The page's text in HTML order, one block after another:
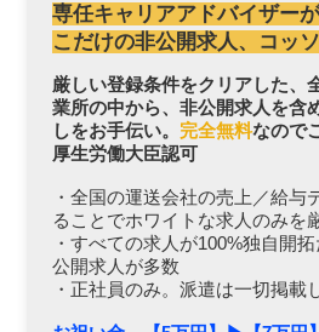
専任キャリアアドバイザー
こだけの非公開求人、コッ
厳しい登録条件をクリアした、
業所の中から、非公開求人を含
しをお手伝い。 完全無料なので
厚生労働大臣認可
・全国の運送会社の売上／給与
ることでホワイトな求人のみを
・すべての求人が100%独自開
公開求人が多数
・正社員のみ。派遣は一切掲載